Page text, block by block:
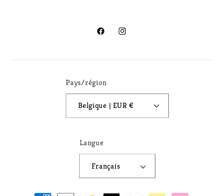
FacebookInstagram
Pays/région
Belgique | EUR €
Langue
Français
Moyens